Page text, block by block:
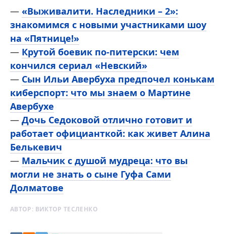
— «Выживалити. Наследники – 2»:
знакомимся с новыми участниками шоу
на «Пятнице!»
— Крутой боевик по-питерски: чем
кончился сериал «Невский»
— Сын Ильи Авербуха предпочел конькам
киберспорт: что мы знаем о Мартине
Авербухе
— Дочь Седоковой отлично готовит и
работает официанткой: как живет Алина
Белькевич
— Мальчик с душой мудреца: что вы
могли не знать о сыне Гуфа Сами
Долматове
АВТОР: ВИКТОР ТЕСЛЕНКО